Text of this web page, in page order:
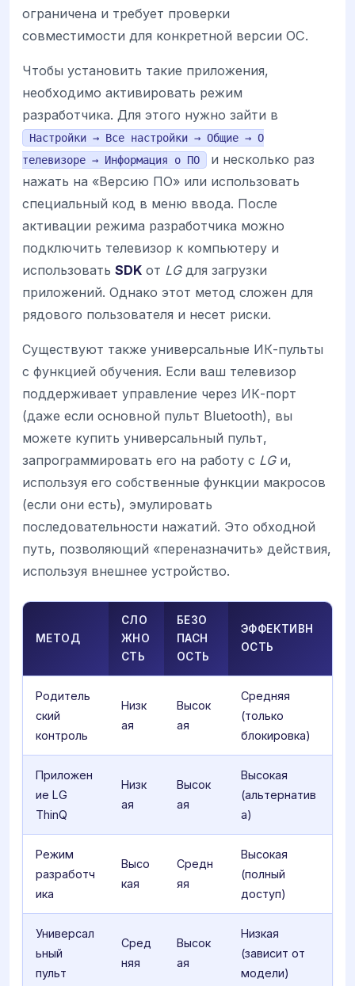
ограничена и требует проверки
совместимости для конкретной версии ОС.
Чтобы установить такие приложения,
необходимо активировать режим
разработчика. Для этого нужно зайти в
Настройки → Все настройки → Общие → О
телевизоре → Информация о ПО
и несколько раз
нажать на «Версию ПО» или использовать
специальный код в меню ввода. После
активации режима разработчика можно
подключить телевизор к компьютеру и
использовать SDK от LGдля загрузки
приложений. Однако этот метод сложен для
рядового пользователя и несет риски.
Существуют также универсальные ИК-пульты
с функцией обучения. Если ваш телевизор
поддерживает управление через ИК-порт
(даже если основной пульт Bluetooth), вы
можете купить универсальный пульт,
запрограммировать его на работу с LGи,
используя его собственные функции макросов
(если они есть), эмулировать
последовательности нажатий. Это обходной
путь, позволяющий «переназначить» действия,
используя внешнее устройство.
МЕТОД
СЛО
ЖНО
СТЬ
БЕЗО
ПАСН
ОСТЬ
ЭФФЕКТИВН
ОСТЬ
Родитель
ский
контроль
Низк
ая
Высок
ая
Средняя
(только
блокировка)
Приложен
ие LG
ThinQ
Низк
ая
Высок
ая
Высокая
(альтернатив
а)
Режим
разработч
ика
Высо
кая
Средн
яя
Высокая
(полный
доступ)
Универсал
ьный
пульт
Сред
няя
Высок
ая
Низкая
(зависит от
модели)